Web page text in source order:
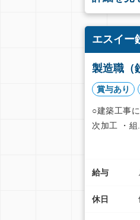
エスイ
製造職（
賞与あり
○建築工事
次加工 ・組
給与
休日